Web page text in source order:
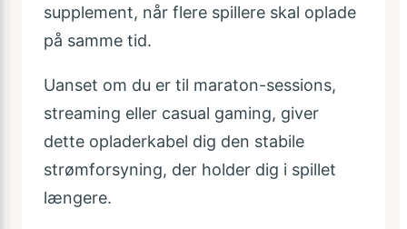
supplement, når flere spillere skal oplade
på samme tid.
Uanset om du er til maraton-sessions,
streaming eller casual gaming, giver
dette opladerkabel dig den stabile
strømforsyning, der holder dig i spillet
længere.